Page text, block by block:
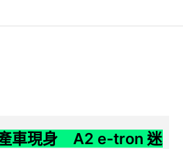
車現身 A2 e-tron 迷